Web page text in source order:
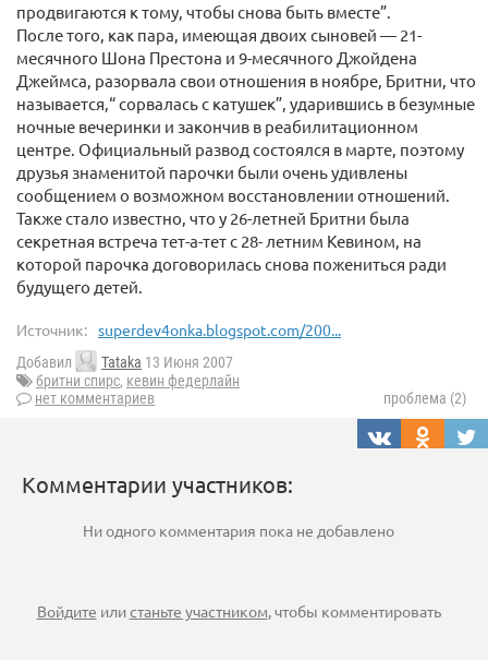
продвигаются к тому, чтобы снова быть вместе”.
После того, как пара, имеющая двоих сыновей — 21-
месячного Шона Престона и 9-месячного Джойдена
Джеймса, разорвала свои отношения в ноябре, Бритни, что
называется,“ сорвалась с катушек”, ударившись в безумные
ночные вечеринки и закончив в реабилитационном
центре. Официальный развод состоялся в марте, поэтому
друзья знаменитой парочки были очень удивлены
сообщением о возможном восстановлении отношений.
Также стало известно, что у 26-летней Бритни была
секретная встреча тет-а-тет с 28- летним Кевином, на
которой парочка договорилась снова пожениться ради
будущего детей.
Источник: superdev4onka.blogspot.com/200...
Добавил Tataka 13 Июня 2007
бритни спирс, кевин федерлайн
нет комментариев
проблема (2)
Комментарии участников:
Ни одного комментария пока не добавлено
Войдите илистаньте участником, чтобы комментировать